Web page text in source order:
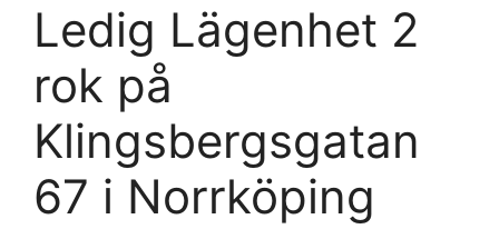
Ledig Lägenhet 2
rok på
Klingsbergsgatan
67 i Norrköping